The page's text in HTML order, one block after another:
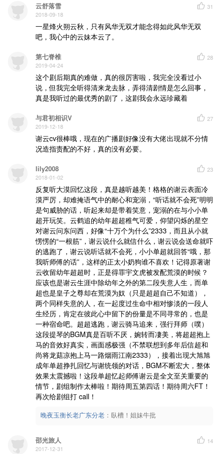
云舒落雪
2018-09-18
31
一星烽火朔云秋，只有风华无双才能念得如此风华无双
吧，我心中的云妹本云了。
第七脊椎
2019-04-24
28
这个剧后期真的难做，真的很厉害啦，我完全没看过小
说，但我完全听得清来龙去脉，弄得清剧情是怎么回事，
真是我听过的最优秀的剧了，这剧我会永远珍藏着
与君初相识V
2019-12-18
27
谢云cv很棒哦，现在的广播剧好像没有大佬出现就不分情
况造指责配的不好，真的没有必要。
lily2008
2018-01-02
23
反复听大漠回忆这段，真是越听越美！格格的谢云表面冷
漠严厉，却难掩语气中的耐心和宠溺，“听话就不会死”明明
是句威胁的话，听起来却是带着笑意，宠溺的在与小小单
超开玩笑。云鹤追的幼年超超稚气可爱，仰望闪烁的星空
对谢云问东问西，好像“十万个为什么”2333，而且从小就
愣愣的“一根筋”，谢云说什么就信什么，谢云说会送命就吓
的逃跑了，谢云说听话就不会死，小小单超就回答“哦，那
我听师傅的话”，这样的正太小奶狗谁不喜欢！记得原著谢
云收留幼年超超时，正是得罪宇文虎被发配荒漠的时候？
应该也是谢云生涯中除幼年之外的第二段失意人生，而单
超也是皇子之尊却在荒漠为奴（只是超超自己不知道），
两个同样失意的人，在一起度过生命中相对惨淡的一段人
生经历，肯定在彼此心中留下的份量是不同寻常的，也是
一种宿命吧。超超逃跑，谢云骑马追来，强行拜师（噗）
这段提琴的BGM真是百听不厌，婉转而凄美，将超超抱上
马的音效好真实，画面感极强（不禁联想到多年后信超和
尚将龙菇凉抱上马一路烟雨江南2333），接着出现大旭旭
成年单超挣扎回忆与谢统领的对话，BGM不断宏大，整体
效果太震撼啦！这段单超忆起师傅谢云是全文至关重要的
情节，剧组制作太棒啦！期待周五第四话！期待周六FT！
再次给剧组打 call！
晚夜玉衡长老广东分老 ： 臥槽！姐妹牛批
邵光旅人
2017-12-31
14